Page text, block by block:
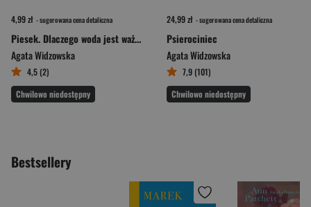
4,99 zł - sugerowana cena detaliczna
Piesek. Dlaczego woda jest ważna?
Agata Widzowska
4,5 (2)
Chwilowo niedostępny
24,99 zł - sugerowana cena detaliczna
Psierociniec
Agata Widzowska
7,9 (101)
Chwilowo niedostępny
Bestsellery